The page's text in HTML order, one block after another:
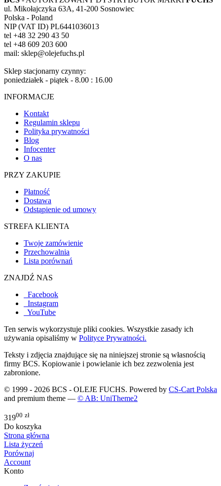
ul. Mikołajczyka 63A, 41-200 Sosnowiec
Polska - Poland
NIP (VAT ID) PL6441036013
tel +48 32 290 43 50
tel +48 609 203 600
mail: sklep@olejefuchs.pl
Sklep stacjonarny czynny:
poniedziałek - piątek - 8.00 : 16.00
INFORMACJE
Kontakt
Regulamin sklepu
Polityka prywatności
Blog
Infocenter
O nas
PRZY ZAKUPIE
Płatność
Dostawa
Odstąpienie od umowy
STREFA KLIENTA
Twoje zamówienie
Przechowalnia
Lista porównań
ZNAJDŹ NAS
Facebook
Instagram
YouTube
Ten serwis wykorzystuje pliki cookies. Wszystkie zasady ich
używania opisaliśmy w Polityce Prywatności.
Teksty i zdjęcia znajdujące się na niniejszej stronie są własnością
firmy BCS. Kopiowanie i powielanie ich bez zezwolenia jest
zabronione.
© 1999 - 2026 BCS - OLEJE FUCHS. Powered by CS-Cart Polska
and premium theme — © AB: UniTheme2
31900 zł
Do koszyka
Strona główna
Lista życzeń
Porównaj
Account
Konto